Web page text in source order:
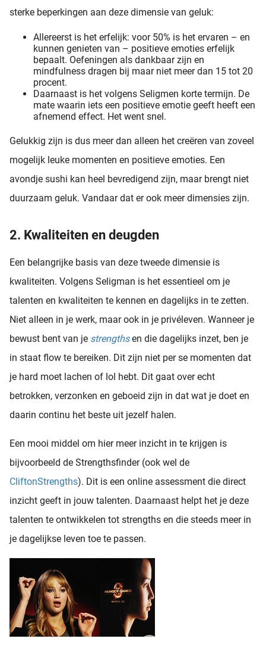
sterke beperkingen aan deze dimensie van geluk:
Allereerst is het erfelijk: voor 50% is het ervaren – en
kunnen genieten van – positieve emoties erfelijk
bepaalt. Oefeningen als dankbaar zijn en
mindfulness dragen bij maar niet meer dan 15 tot 20
procent.
Daarnaast is het volgens Seligmen korte termijn. De
mate waarin iets een positieve emotie geeft heeft een
afnemend effect. Het went snel.
Gelukkig zijn is dus meer dan alleen het creëren van zoveel
mogelijk leuke momenten en positieve emoties. Een
avondje sushi kan heel bevredigend zijn, maar brengt niet
duurzaam geluk. Vandaar dat er ook meer dimensies zijn.
2. Kwaliteiten en deugden
Een belangrijke basis van deze tweede dimensie is
kwaliteiten. Volgens Seligman is het essentieel om je
talenten en kwaliteiten te kennen en dagelijks in te zetten.
Niet alleen in je werk, maar ook in je privéleven. Wanneer je
bewust bent van je strengthsen die dagelijks inzet, ben je
in staat flow te bereiken. Dit zijn niet per se momenten dat
je hard moet lachen of lol hebt. Dit gaat over echt
betrokken, verzonken en geboeid zijn in dat wat je doet en
daarin continu het beste uit jezelf halen.
Een mooi middel om hier meer inzicht in te krijgen is
bijvoorbeeld de Strengthsfinder (ook wel de
CliftonStrengths). Dit is een online assessment die direct
inzicht geeft in jouw talenten. Daarnaast helpt het je deze
talenten te ontwikkelen tot strengths en die steeds meer in
je dagelijkse leven toe te passen.